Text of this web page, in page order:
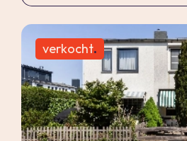
uitnodiging tot het doen van
onderhandeling te treden.
rechten worden ontleend
verkocht.